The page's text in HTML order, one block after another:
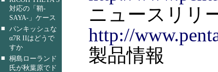
対応の「鞘-
SAYA-」ケース
■ パンキッシュな
α7R IIはどうで
すか
■ 桐島ローランド
氏が秋葉原でド
ニュースリリ
http://
製品情報